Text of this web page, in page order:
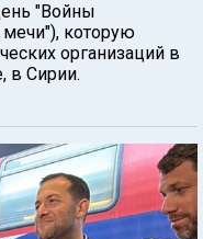
"Войны
которую
организаций в
в Сирии.